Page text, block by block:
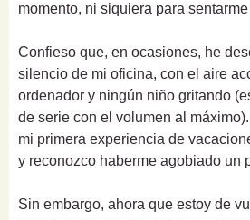
momento, ni siquiera para
Confieso que, en ocasiones, he
silencio de mi oficina, con el aire
ordenador y ningún niño gritando
de serie con el volumen al
mi primera experiencia de
y reconozco haberme agobiado un
Sin embargo, ahora que estoy de